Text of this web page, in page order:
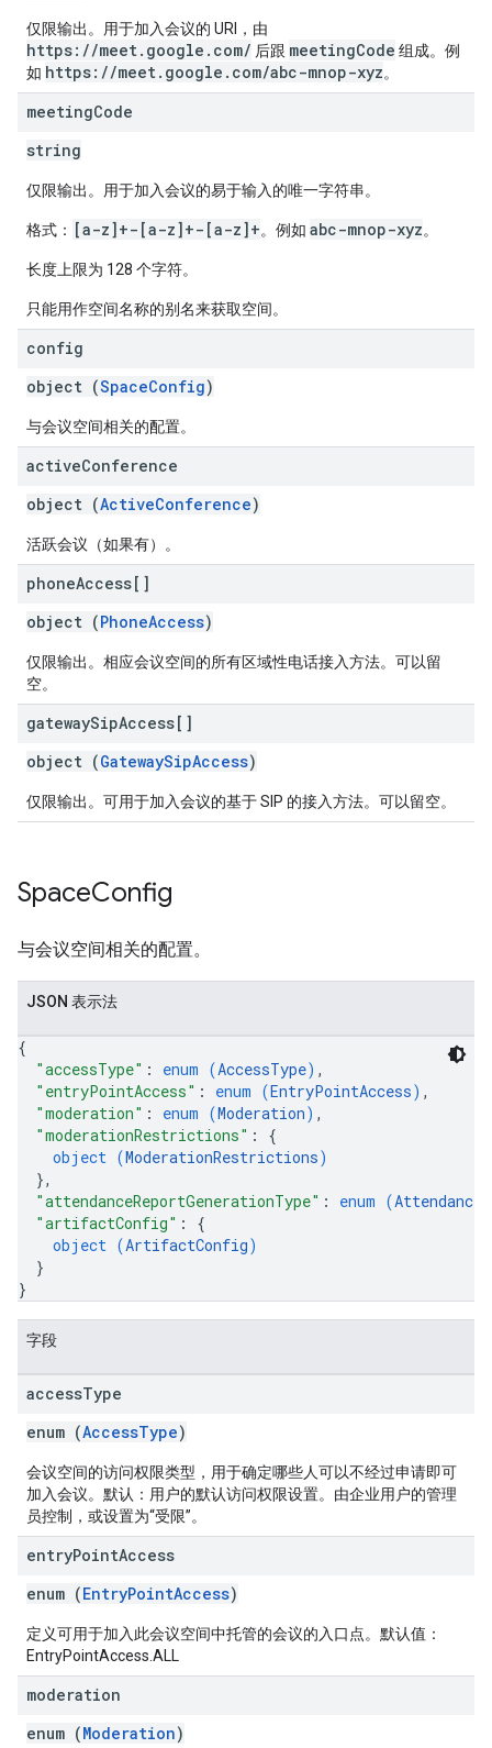
仅限输出。用于加入会议的 URI，由
https://meet.google.com/ 后跟 meetingCode 组成。例
如 https://meet.google.com/abc-mnop-xyz。
meetingCode
string
仅限输出。用于加入会议的易于输入的唯一字符串。
格式： [a-z]+-[a-z]+-[a-z]+。例如 abc-mnop-xyz。
长度上限为 128 个字符。
只能用作空间名称的别名来获取空间。
config
object (SpaceConfig)
与会议空间相关的配置。
activeConference
object (ActiveConference)
活跃会议（如果有）。
phoneAccess[]
object (PhoneAccess)
仅限输出。相应会议空间的所有区域性电话接入方法。可以留
空。
gatewaySipAccess[]
object (GatewaySipAccess)
仅限输出。可用于加入会议的基于 SIP 的接入方法。可以留空。
SpaceConfig
与会议空间相关的配置。
JSON 表示法
{
"accessType" : enum (AccessType) ,
"entryPointAccess" : enum (EntryPointAccess) ,
"moderation" : enum (Moderation) ,
"moderationRestrictions" : {
object (ModerationRestrictions)
},
"attendanceReportGenerationType" : enum (
"artifactConfig" : {
object (ArtifactConfig)
}
}
字段
accessType
enum (AccessType)
会议空间的访问权限类型，用于确定哪些人可以不经过申请即可
加入会议。默认：用户的默认访问权限设置。由企业用户的管理
员控制，或设置为“受限”。
entryPointAccess
enum (EntryPointAccess)
定义可用于加入此会议空间中托管的会议的入口点。默认值：
EntryPointAccess.ALL
moderation
enum (Moderation)